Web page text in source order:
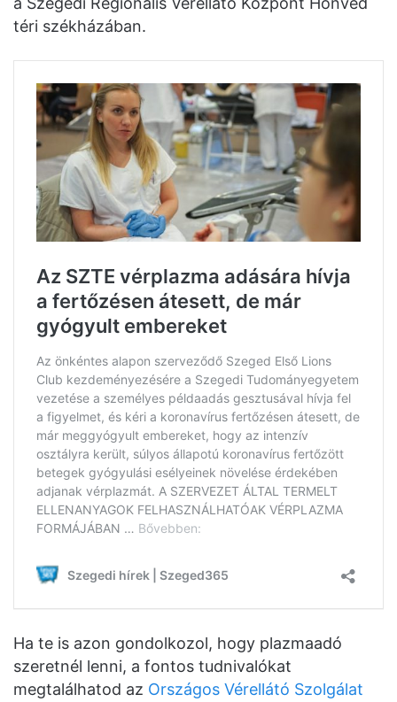
téri székházában.
Ha te is azon gondolkozol, hogy plazmaadó
szeretnél lenni, a fontos tudnivalókat
megtalálhatod az Országos Vérellátó Szolgálat